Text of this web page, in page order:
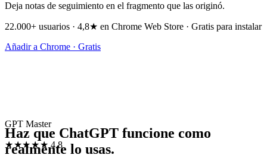
Deja notas de seguimiento en el fragmento que las originó.
22.000+ usuarios · 4,8★ en Chrome Web Store · Gratis para instalar
Añadir a Chrome · Gratis
GPT Master
★★★★★ 4.8
Haz que ChatGPT funcione como
realmente lo usas.